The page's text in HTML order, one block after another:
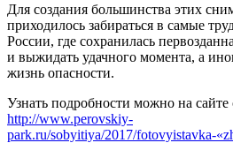
Для создания большинства этих
приходилось забираться в самые
России, где сохранилась
и выжидать удачного момента, а
жизнь опасности.
Узнать подробности можно на сайте
http://www.perovskiy-
park.ru/sobyitiya/2017/fotovyistavka-